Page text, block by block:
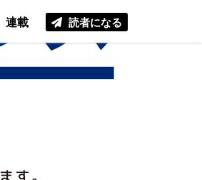
連載 読者になる